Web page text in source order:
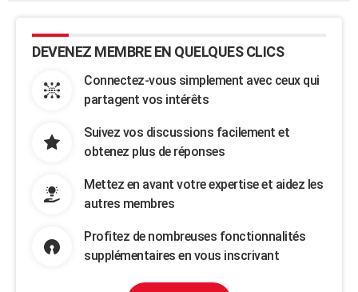
DEVENEZ MEMBRE EN QUELQUES CLICS
Connectez-vous simplement avec ceux qui
partagent vos intérêts
Suivez vos discussions facilement et
obtenez plus de réponses
Mettez en avant votre expertise et aidez les
autres membres
Profitez de nombreuses fonctionnalités
supplémentaires en vous inscrivant